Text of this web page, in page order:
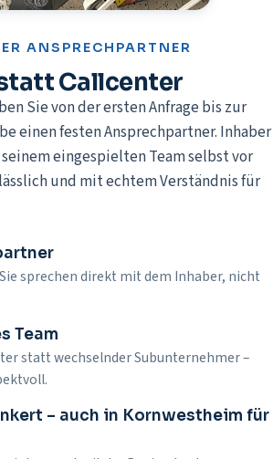
ANSPRECHPARTNER
Callcenter
Sie von der ersten Anfrage bis zur
einen festen Ansprechpartner. Inhaber
eingespielten Team selbst vor
und mit echtem Verständnis für
sprechen direkt mit dem Inhaber, nicht
Team
statt wechselnder Subunternehmer –
– auch in Kornwestheim für